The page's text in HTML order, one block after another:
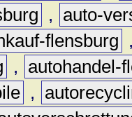
,
auto-
flensburg
,
autohandel-
,